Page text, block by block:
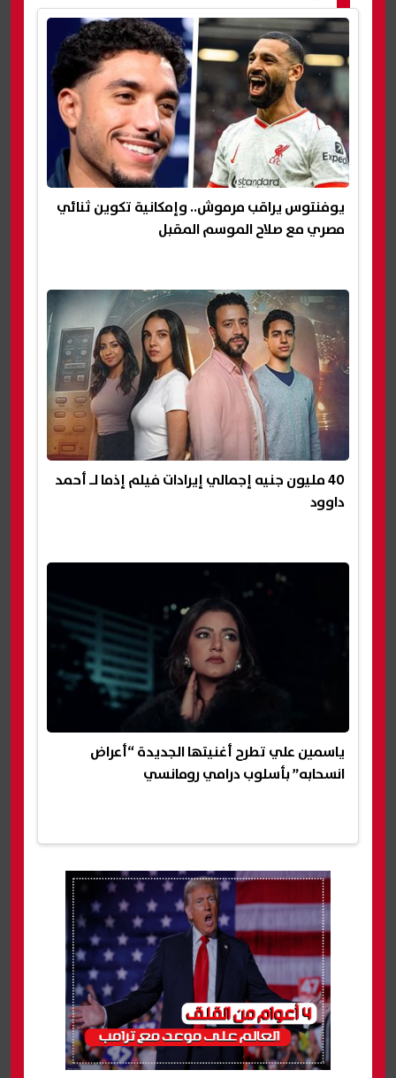
يوفنتوس يراقب مرموش.. وإمكانية تكوين ثنائي
مصري مع صلاح الموسم المقبل
40 مليون جنيه إجمالي إيرادات فيلم إذما لـ أحمد
داوود
ياسمين علي تطرح أغنيتها الجديدة “أعراض
انسحابه” بأسلوب درامي رومانسي